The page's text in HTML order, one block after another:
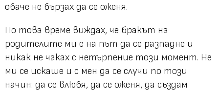
обаче не бързах да се оженя.
По това време виждах, че бракът на
родителите ми е на път да се разпадне и
никак не чаках с нетърпение този момент. Не
ми се искаше и с мен да се случи по този
начин: да се влюбя, да се оженя, да създам